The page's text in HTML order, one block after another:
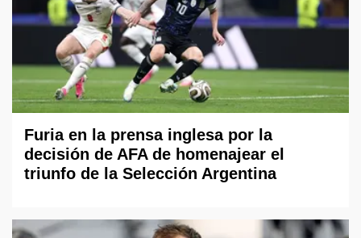
Furia en la prensa inglesa por la
decisión de AFA de homenajear el
triunfo de la Selección Argentina